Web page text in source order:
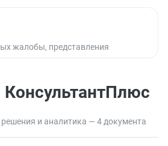
жалобы, представления
решения и аналитика — 4 документа